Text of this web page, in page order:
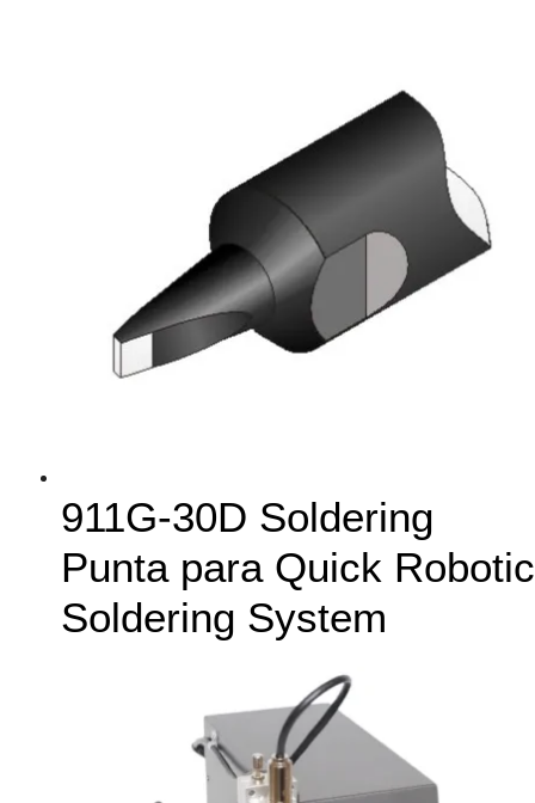
911G-30D Soldering
Punta para Quick Robotic
Soldering System